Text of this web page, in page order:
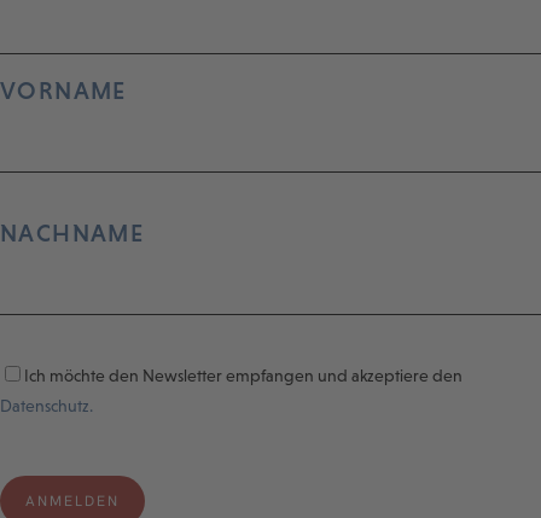
VORNAME
NACHNAME
Ich möchte den Newsletter empfangen und akzeptiere den
Datenschutz.